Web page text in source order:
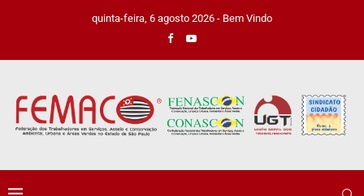
quinta-feira, 6 agosto 2026 - Bem Vindo